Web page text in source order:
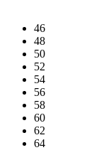
46
48
50
52
54
56
58
60
62
64